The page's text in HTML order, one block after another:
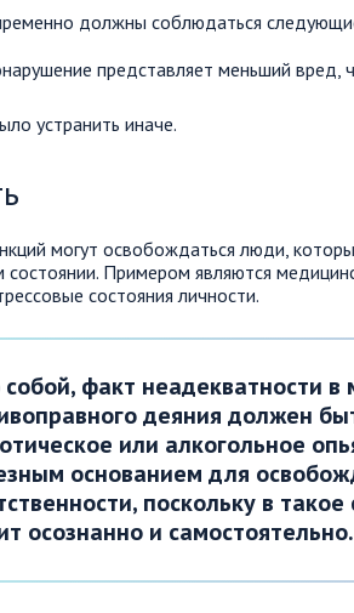
должны соблюдаться
представляет меньший вред,
устранить иначе.
могут освобождаться люди,
Примером являются
состояния личности.
факт неадекватности
деяния должен
или алкогольное
основанием для
поскольку в
осознанно и самостоятельно.